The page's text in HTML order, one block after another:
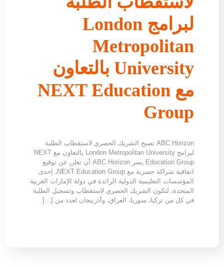
لبرامج London
Metropolitan
University بالتعاون
مع NEXT Education
Group
ABC Horizon تصبح الشريك الحصري لاستقطاب الطلبة
لبرامج London Metropolitan University بالتعاون مع NEXT
Education Group يسر ABC Horizon أن تعلن عن توقيع
اتفاقية شراكة حصرية مع NEXT Education Group، إحدى
المؤسسات التعليمية الدولية الرائدة في دولة الإمارات العربية
المتحدة، لتكون الشريك الحصري لاستقطاب وتسجيل الطلبة
في كل من تركيا، سوريا، العراق، وأذربيجان لعدد من […]